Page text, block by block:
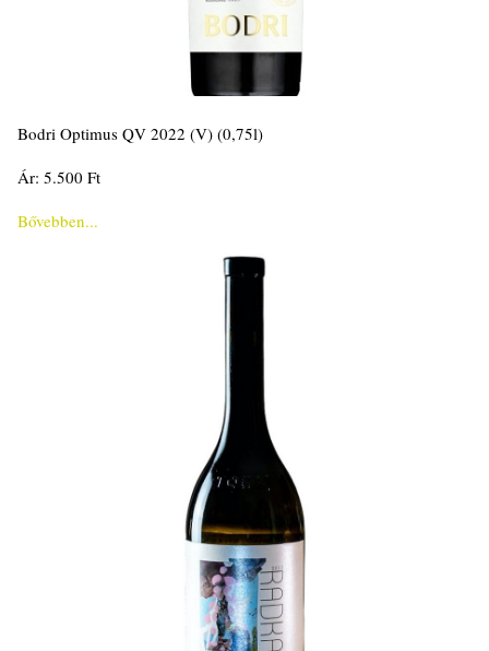
Bodri Optimus QV 2022 (V) (0,75l)
Ár: 5.500 Ft
Bővebben...